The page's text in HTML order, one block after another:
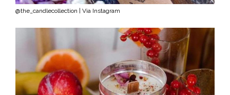
@the_candlecollection | Via Instagram